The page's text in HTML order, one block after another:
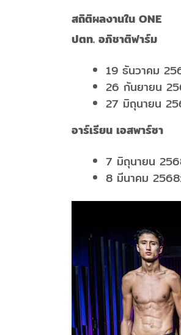
สถิติผลงานใน ONE
ปตท. อภิชาติฟาร์ม
19 ธันวาคม
26 กันยายน
27 มิถุนายน
อาร์เรียน เอสพาร์ซา
7 มิถุนายน
8 มีนาคม